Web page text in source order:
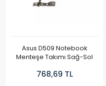
Asus D509 Notebook
Menteşe Takımı Sağ-Sol
768,69 TL